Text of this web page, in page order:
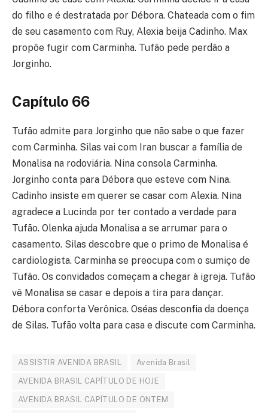
do filho e é destratada por Débora. Chateada com o fim
de seu casamento com Ruy, Alexia beija Cadinho. Max
propõe fugir com Carminha. Tufão pede perdão a
Jorginho.
Capítulo 66
Tufão admite para Jorginho que não sabe o que fazer
com Carminha. Silas vai com Iran buscar a família de
Monalisa na rodoviária. Nina consola Carminha.
Jorginho conta para Débora que esteve com Nina.
Cadinho insiste em querer se casar com Alexia. Nina
agradece a Lucinda por ter contado a verdade para
Tufão. Olenka ajuda Monalisa a se arrumar para o
casamento. Silas descobre que o primo de Monalisa é
cardiologista. Carminha se preocupa com o sumiço de
Tufão. Os convidados começam a chegar à igreja. Tufão
vê Monalisa se casar e depois a tira para dançar.
Débora conforta Verônica. Oséas desconfia da doença
de Silas. Tufão volta para casa e discute com Carminha.
ASSISTIR AVENIDA BRASIL Avenida Brasil
AVENIDA BRASIL CAPÍTULO DE HOJE
AVENIDA BRASIL CAPÍTULO DE ONTEM